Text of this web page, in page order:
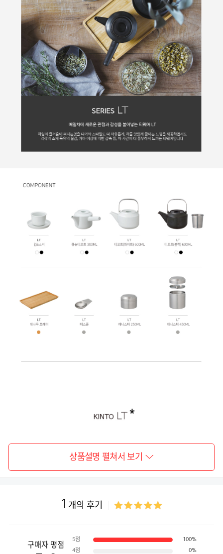
상품설명 펼쳐서 보기
1 개의 후기
구매자 평점
5점 100%
4점 0%